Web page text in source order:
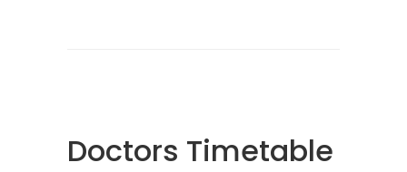
Doctors Timetable